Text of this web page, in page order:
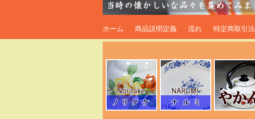
昭和レトロポップ食
ホーム 商品説明定義 流れ 特定商取引